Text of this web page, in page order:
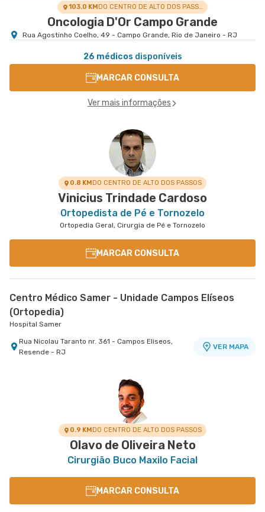
103.0 KM DO CENTRO DE ALTO DOS PASSOS
Oncologia D'Or Campo Grande
Rua Agostinho Coelho, 49 - Campo Grande, Rio de Janeiro - RJ
26 médicos disponíveis
MARCAR CONSULTA
Ver mais informações
0.8 KMDO CENTRO DE ALTO DOS PASSOS
Vinicius Trindade Cardoso
Ortopedista de Pé e Tornozelo
Ortopedia Geral, Cirurgia de Pé e Tornozelo
MARCAR CONSULTA
Centro Médico Samer - Unidade Campos Elíseos
(Ortopedia)
Hospital Samer
Rua Nicolau Taranto nr. 361 - Campos Eliseos,
Resende - RJ
VER MAPA
0.9 KMDO CENTRO DE ALTO DOS PASSOS
Olavo de Oliveira Neto
Cirurgião Buco Maxilo Facial
MARCAR CONSULTA